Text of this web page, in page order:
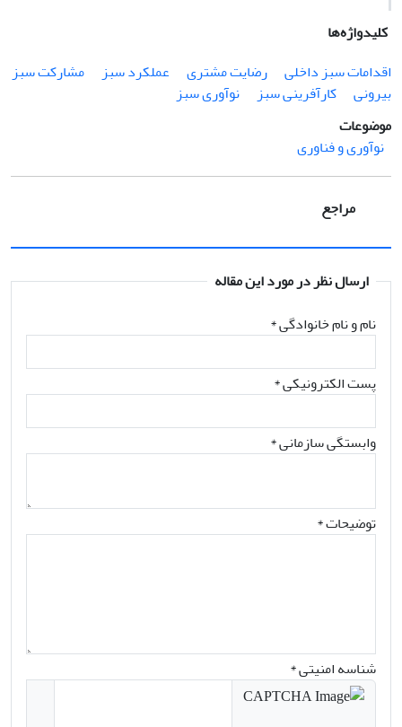
کلیدواژه‌ها
اقدامات سبز داخلی
رضایت مشتری عملکرد سبز
مشارکت سبز
بیرونی
کارآفرینی سبز
نوآوری سبز
موضوعات
نوآوری و فناوری
مراجع
ارسال نظر در مورد این مقاله
نام و نام خانوادگی*
پست الکترونیکی*
وابستگی سازمانی *
توضیحات *
شناسه امنیتی *